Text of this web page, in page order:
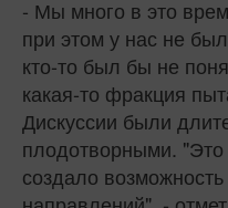
- Мы много в это
при этом у нас не
кто-то был бы не
какая-то фракция
Дискуссии были
плодотворными.
создало